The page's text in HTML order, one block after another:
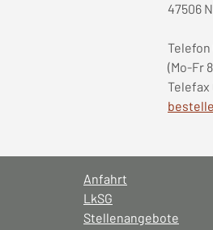
47506
Telefon
(Mo-Fr
Telefax
Anfahrt
LkSG
Stellenangebote